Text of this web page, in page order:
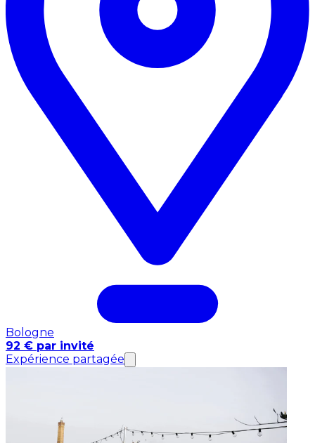
Bologne
92 € par invité
Expérience partagée